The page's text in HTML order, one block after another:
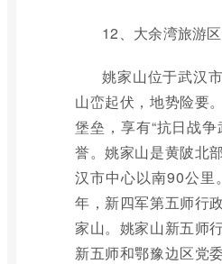
12、大余湾旅游区
姚家山位于武汉
山峦起伏，地势险要
堡垒，享有“抗日战
誉。姚家山是黄陂北
汉市中心以南90公里
年，新四军第五师行
家山。姚家山新五师
新五师和鄂豫边区党